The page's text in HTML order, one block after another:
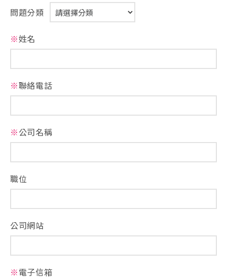
問題分類
※姓名
※聯絡電話
※ 公司名稱
職位
公司網站
※ 電子信箱